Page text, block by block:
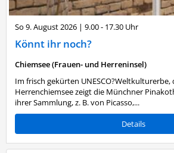
So 9. August 2026 | 9.00 - 17.30 Uhr
Könnt ihr noch?
Chiemsee (Frauen- und Herreninsel)
Im frisch gekürten UNESCO?Weltkulturerbe,
Herrenchiemsee zeigt die Münchner
ihrer Sammlung, z. B. von Picasso,...
Details